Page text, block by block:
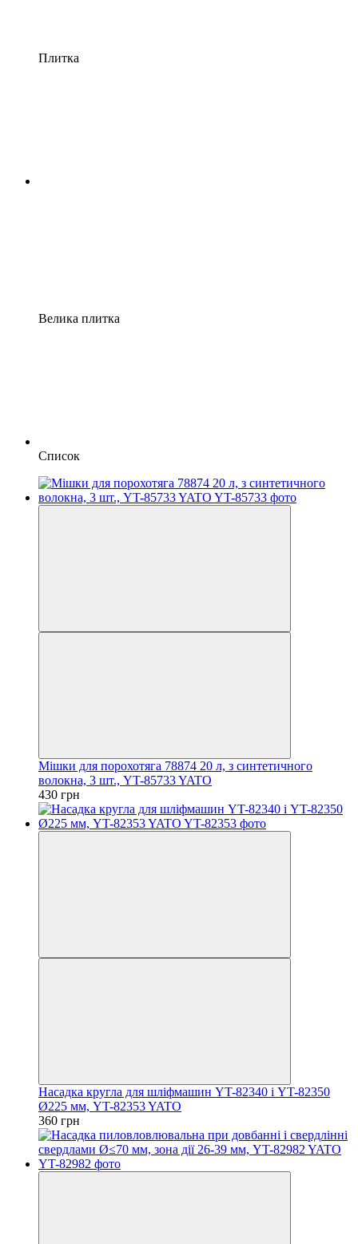
Плитка
Велика плитка
Список
Мішки для порохотяга 78874 20 л, з синтетичного
волокна, 3 шт., YT-85733 YATO
430 грн
Насадка кругла для шліфмашин YT-82340 і YT-82350
Ø225 мм, YT-82353 YATO
360 грн